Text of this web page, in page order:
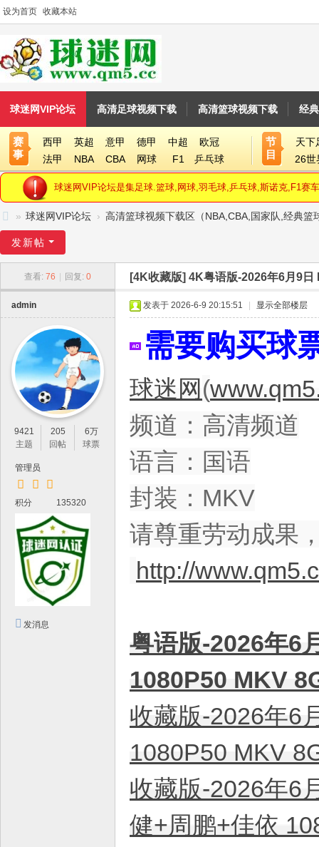
设为首页 收藏本站
球迷网VIP论坛 高清足球视频下载 高清篮球视频下载 经
赛
事
西甲 英超 意甲 德甲 中超
欧冠
法甲
NBA CBA 网球 F1 乒乓球
节
目
天下
26世
球迷网VIP论坛是集足球.篮球,网球,羽毛球,乒乓球,斯诺克,F1赛
迷
IP
» 球迷网VIP论坛 › 高清篮球视频下载区（NBA,CBA,国家队,经典篮
发新帖
查看: 76 回复: 0 [4K收藏版] 4K粤语版-2026年6月9日
admin
9421
主题
205
回帖
6万
球票
管理员
积分 135320
发消息
发表于 2026-6-9 20:15:51 显示全部楼层
需要购买球
球迷网 (
频道：高清频道
语言：国语
封装：MKV
请尊重劳动成果
http://
粤语版-2026年6
1080P50 MKV
收藏版-2026年6
1080P50 MKV
收藏版-2026年6
健+周鹏+佳依